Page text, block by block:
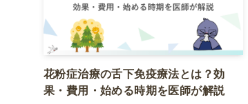
花粉症治療の舌下免疫療法とは？効
果・費用・始める時期を医師が解説